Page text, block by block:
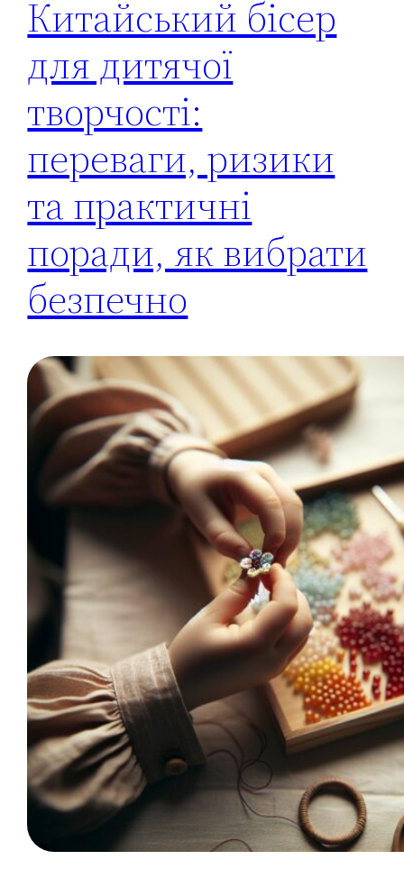
Китайський бісер
для дитячої
творчості:
переваги, ризики
та практичні
поради, як вибрати
безпечно